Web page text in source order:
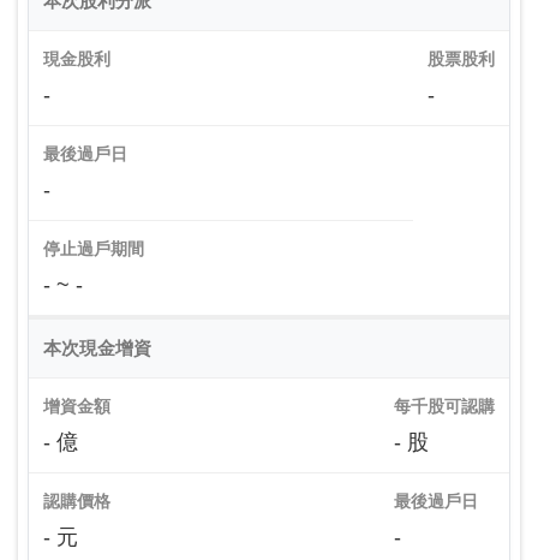
現金股利
-
股票股利
-
最後過戶日
-
停止過戶期間
- ~ -
本次現金增資
增資金額
- 億
每千股可認購
- 股
認購價格
- 元
最後過戶日
-